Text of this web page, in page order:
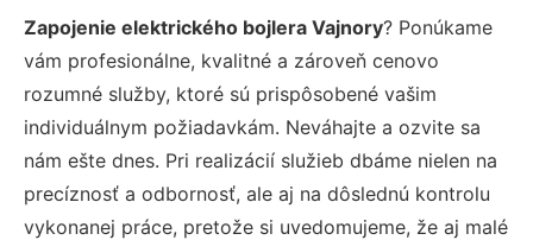
Zapojenie elektrického bojlera Vajnory? Ponúkame
vám profesionálne, kvalitné a zároveň cenovo
rozumné služby, ktoré sú prispôsobené vašim
individuálnym požiadavkám. Neváhajte a ozvite sa
nám ešte dnes. Pri realizácií služieb dbáme nielen na
precíznosť a odbornosť, ale aj na dôslednú kontrolu
vykonanej práce, pretože si uvedomujeme, že aj malé